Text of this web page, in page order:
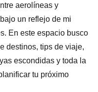
aerolíneas y
un reflejo de mi
En este espacio busco
destinos, tips de viaje,
escondidas y toda la
tu próximo